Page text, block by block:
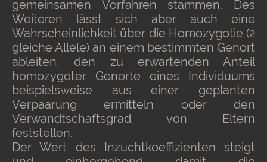
gemeinsamen Vorfahren stammen. Des
Weiteren lässt sich aber auch eine
Wahrscheinlichkeit über die Homozygotie (2
gleiche Allele) an einem bestimmten Genort
ableiten, den zu erwartenden Anteil
homozygoter Genorte eines Individuums
beispielsweise aus einer geplanten
Verpaarung ermitteln oder den
Verwandtschaftsgrad von Eltern
feststellen.
Der Wert des Inzuchtkoeffizienten steigt